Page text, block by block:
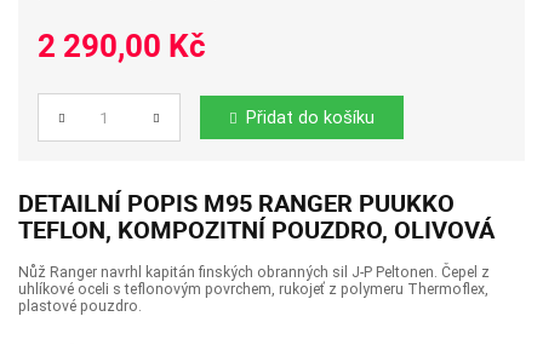
2 290,00 Kč
Počet Přidat do košíku
DETAILNÍ POPIS M95 RANGER PUUKKO
TEFLON, KOMPOZITNÍ POUZDRO, OLIVOVÁ
Nůž Ranger navrhl kapitán finských obranných sil J-P Peltonen. Čepel z
uhlíkové oceli s teflonovým povrchem, rukojeť z polymeru Thermoflex,
plastové pouzdro.